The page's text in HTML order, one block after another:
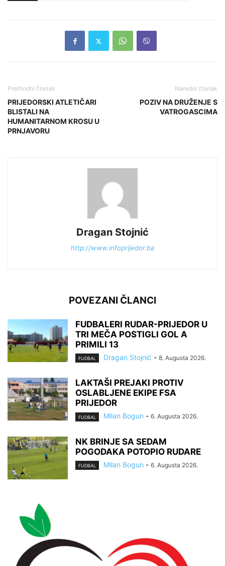
Prethodni članak
PRIJEDORSKI ATLETIČARI
BLISTALI NA
HUMANITARNOM KROSU U
PRNJAVORU
Naredni članak
POZIV NA DRUŽENJE S
VATROGASCIMA
Dragan Stojnić
http://www.infoprijedor.ba
POVEZANI ČLANCI
FUDBALERI RUDAR-PRIJEDOR U
TRI MEČA POSTIGLI GOL A
PRIMILI 13
FUDBAL Dragan Stojnić - 8. Augusta 2026.
LAKTAŠI PREJAKI PROTIV
OSLABLJENE EKIPE FSA
PRIJEDOR
FUDBAL Milan Bogun - 6. Augusta 2026.
NK BRINJE SA SEDAM
POGODAKA POTOPIO RUDARE
FUDBAL Milan Bogun - 6. Augusta 2026.